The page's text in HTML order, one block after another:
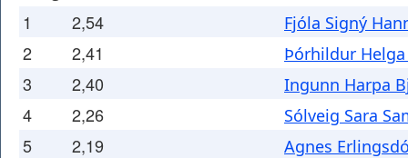
1 2,54 Fjóla Signý
2 2,41 Þórhildur
3 2,40 Ingunn Harpa
4 2,26 Sólveig Sara
5 2,19 Agnes